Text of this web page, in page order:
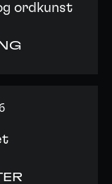
ordkunst